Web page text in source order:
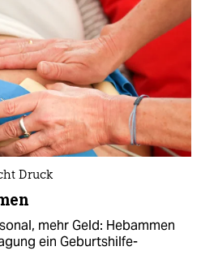
Druck
mehr Geld: Hebammen
ein Geburtshilfe-